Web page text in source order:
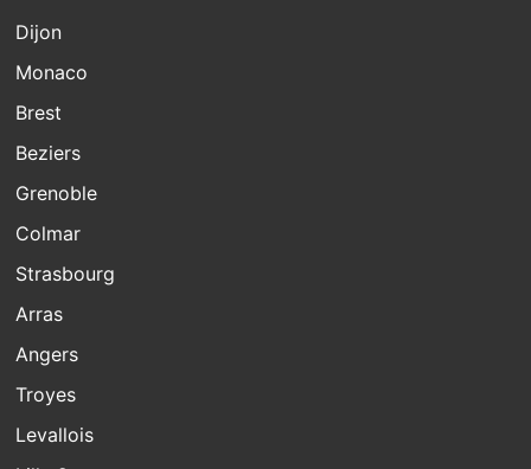
Dijon
Monaco
Brest
Beziers
Grenoble
Colmar
Strasbourg
Arras
Angers
Troyes
Levallois